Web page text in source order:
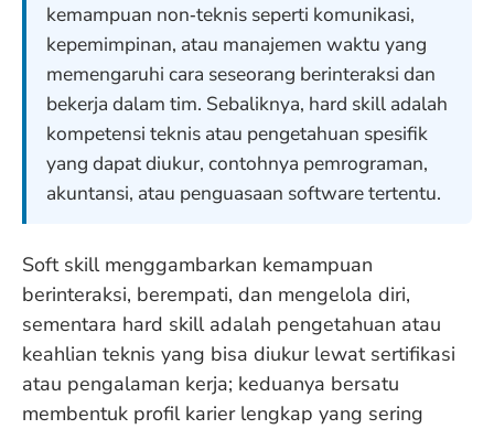
kemampuan non‑teknis seperti komunikasi,
kepemimpinan, atau manajemen waktu yang
memengaruhi cara seseorang berinteraksi dan
bekerja dalam tim. Sebaliknya, hard skill adalah
kompetensi teknis atau pengetahuan spesifik
yang dapat diukur, contohnya pemrograman,
akuntansi, atau penguasaan software tertentu.
Soft skill menggambarkan kemampuan
berinteraksi, berempati, dan mengelola diri,
sementara hard skill adalah pengetahuan atau
keahlian teknis yang bisa diukur lewat sertifikasi
atau pengalaman kerja; keduanya bersatu
membentuk profil karier lengkap yang sering